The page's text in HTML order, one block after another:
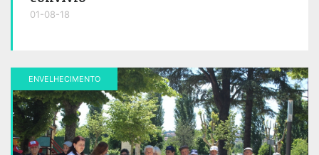
01-08-18
ENVELHECIMENTO